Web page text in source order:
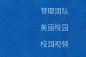
管理团队
美丽校园
校园视频